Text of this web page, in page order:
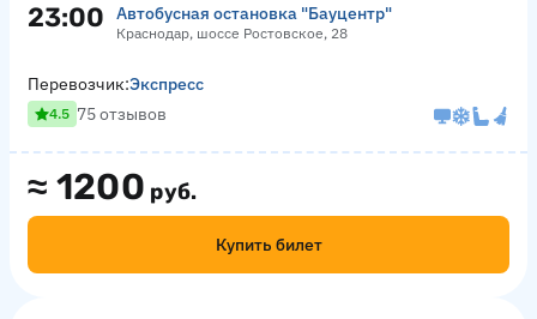
23:00 Автобусная остановка "Бауцентр"
Краснодар, шоссе Ростовское, 28
≈ 1200 руб.
Купить билет
Перевозчик:Экспресс
4.5 75 отзывов